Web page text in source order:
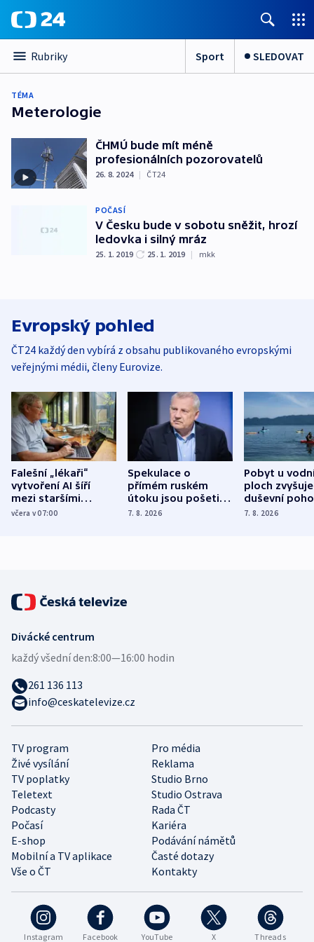
Rubriky Sport SLEDOVAT
TÉMA
Meterologie
ČHMÚ bude mít méně
profesionálních pozorovatelů
26. 8. 2024 | ČT24
POČASÍ
V Česku bude v sobotu sněžit, hrozí
ledovka i silný mráz
25. 1. 2019 25. 1. 2019 | mkk
Evropský pohled
ČT24 každý den vybírá z obsahu publikovaného evropskými
veřejnými médii, členy Eurovize.
Falešní „lékaři“
vytvoření AI šíří
mezi staršími
Poláky nebezpečné
včera v 07:00
Spekulace o
přímém ruském
útoku jsou pošetilé,
míní estonský
7. 8. 2026
Pobyt u
ploch zvyšuje
duševní
ukázala
7. 8. 2026
Instagram Facebook YouTube X Threads
TV program
Pro média
Živé vysílání
Reklama
TV poplatky
Studio Brno
Teletext
Studio Ostrava
Podcasty
Rada ČT
Počasí
Kariéra
E-shop
Podávání námětů
Mobilní a TV aplikace
Časté dotazy
Vše o ČT
Kontakty
Divácké centrum
každý všední den:8:00—16:00 hodin
261 136 113
info@ceskatelevize.cz